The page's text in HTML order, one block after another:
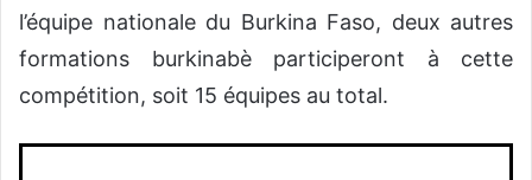
l’équipe nationale du Burkina Faso, deux autres
formations burkinabè participeront à cette
compétition, soit 15 équipes au total.